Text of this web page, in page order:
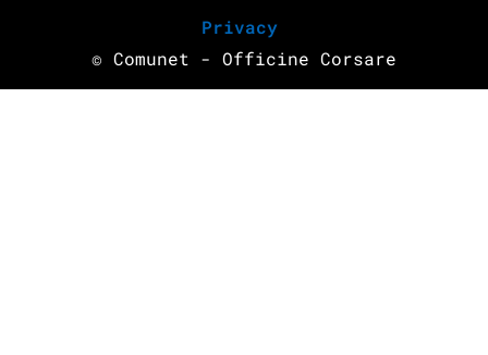
Privacy
© Comunet - Officine Corsare